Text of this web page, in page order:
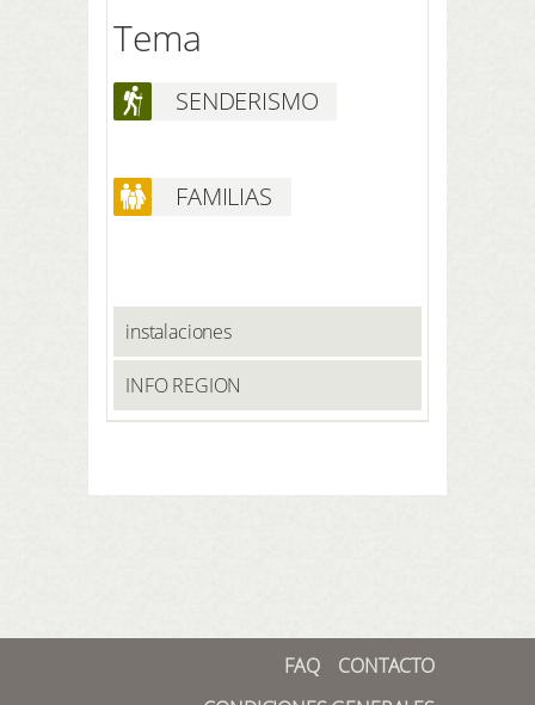
Tema
SENDERISMO
FAMILIAS
instalaciones
INFO REGION
FAQ
CONTACTO